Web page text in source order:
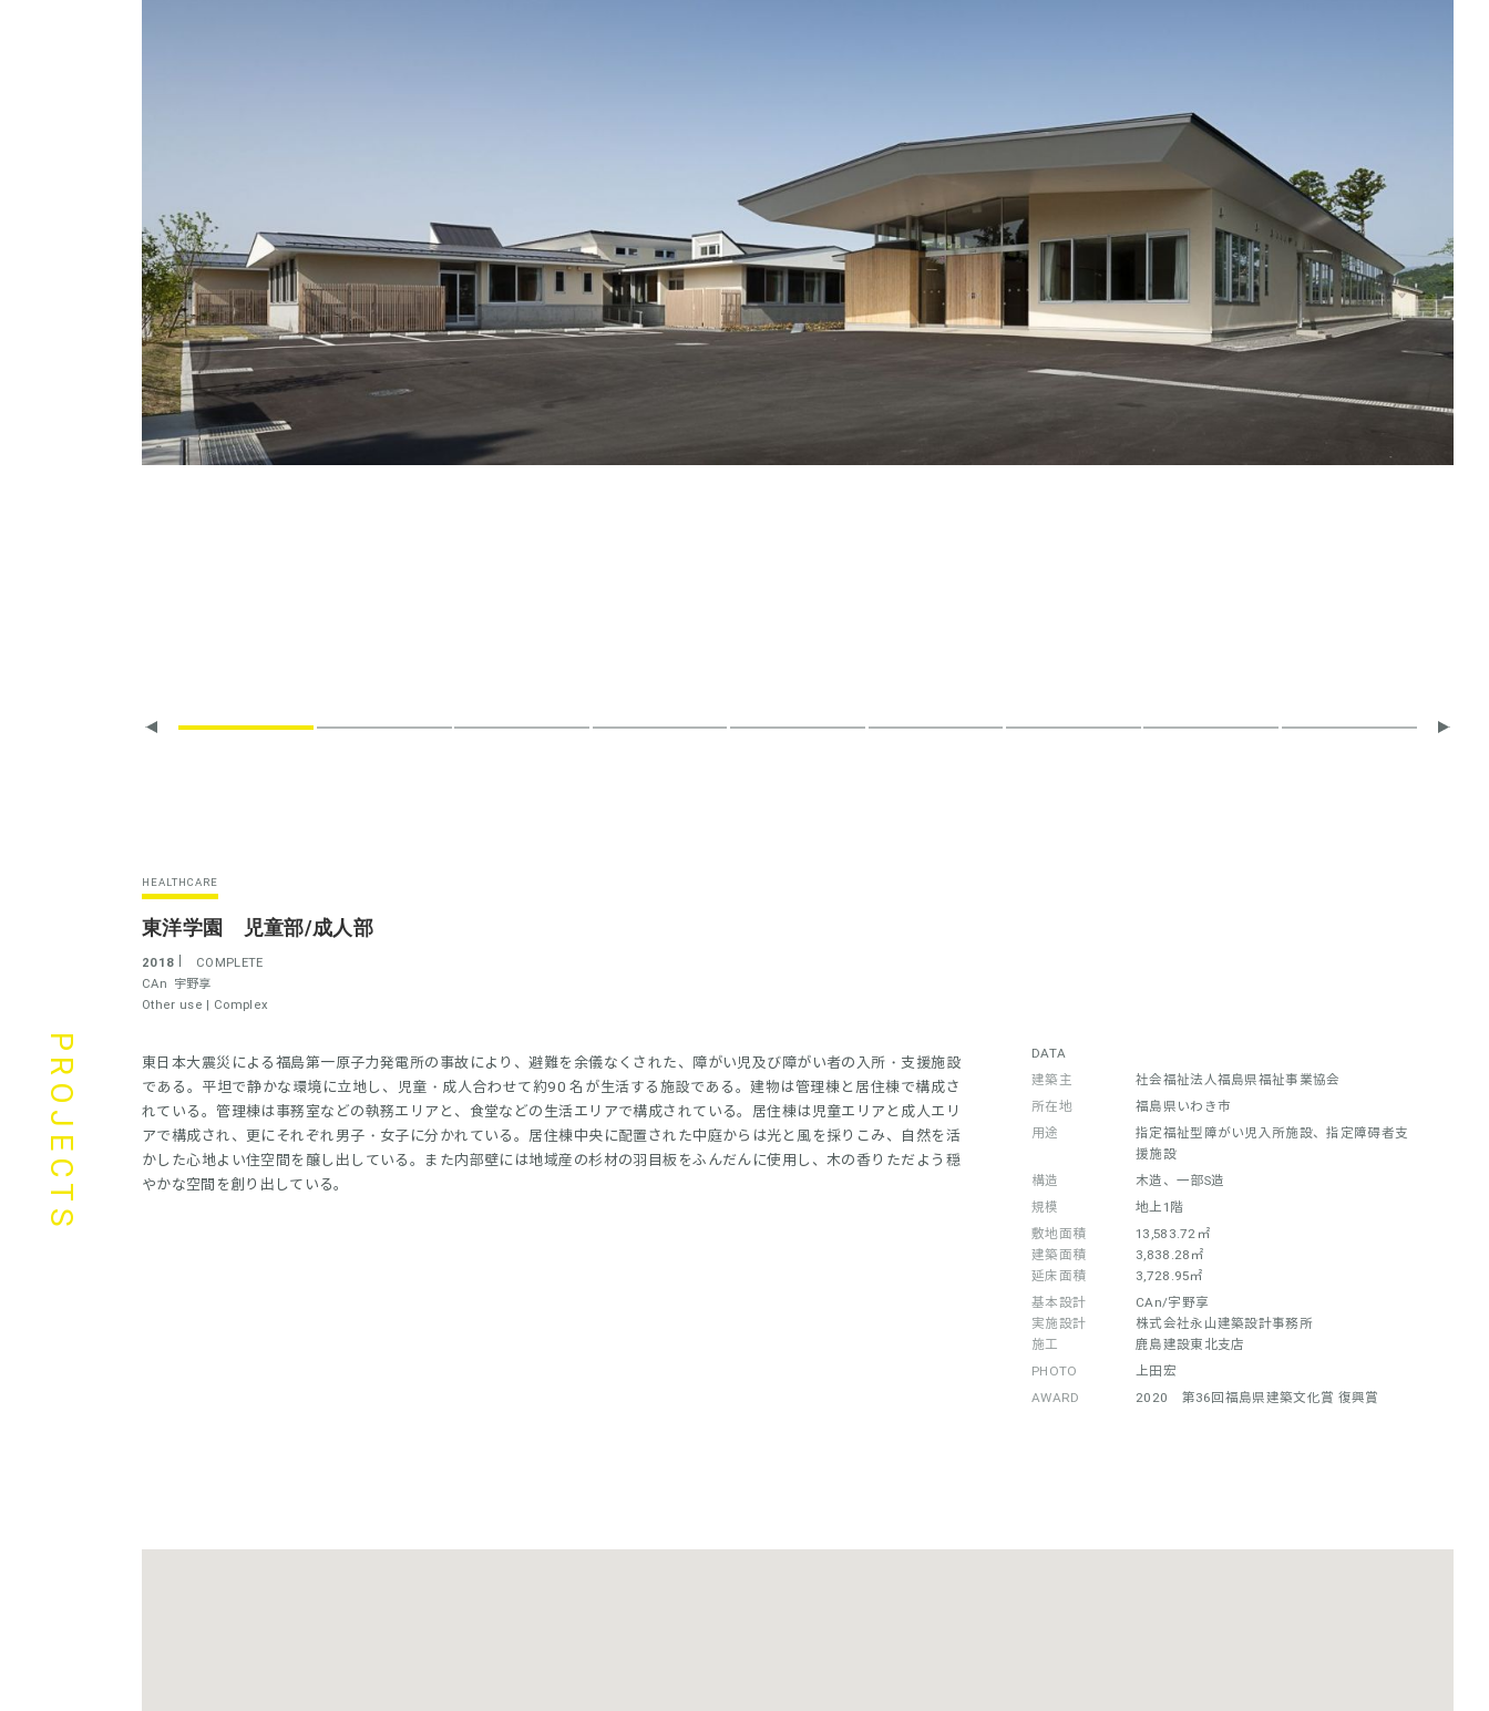
PROJECTS
HEALTHCARE
東洋学園 児童部/成人部
2018
COMPLETE
CAn 宇野享
Other use | Complex
東日本大震災による福島第一原子力発電所の事故により、避難を余儀なくされた、障がい児及び障がい者の入所・支援施設
である。平坦で静かな環境に立地し、児童・成人合わせて約90 名が生活する施設である。建物は管理棟と居住棟で構成さ
れている。管理棟は事務室などの執務エリアと、食堂などの生活エリアで構成されている。居住棟は児童エリアと成人エリ
アで構成され、更にそれぞれ男子・女子に分かれている。居住棟中央に配置された中庭からは光と風を採りこみ、自然を活
かした心地よい住空間を醸し出している。また内部壁には地域産の杉材の羽目板をふんだんに使用し、木の香りただよう穏
やかな空間を創り出している。
DATA
建築主
社会福祉法人福島県福祉事業協会
所在地
福島県いわき市
用途
指定福祉型障がい児入所施設、指定障碍者支
援施設
構造
木造、一部S造
規模
地上1階
敷地面積
建築面積
延床面積
13,583.72㎡
3,838.28㎡
3,728.95㎡
基本設計
実施設計
施工
CAn/宇野享
株式会社永山建築設計事務所
鹿島建設東北支店
PHOTO
上田宏
AWARD
2020 第36回福島県建築文化賞 復興賞